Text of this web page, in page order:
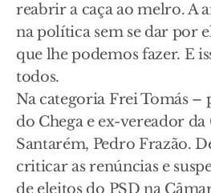
reabrir a caça ao melro. A
na política sem se dar por
que lhe podemos fazer. E
todos.
Na categoria Frei Tomás –
do Chega e ex-vereador da
Santarém, Pedro Frazão.
criticar as renúncias e
de eleitos do PSD na